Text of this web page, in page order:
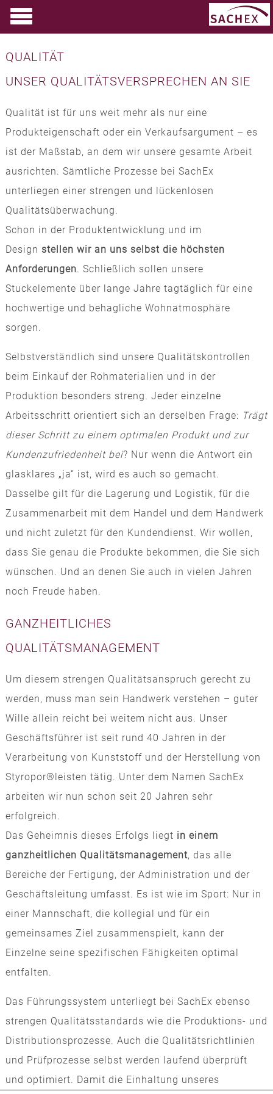
QUALITÄT
UNSER QUALITÄTSVERSPRECHEN AN SIE
Qualität ist für uns weit mehr als nur eine
Produkteigenschaft oder ein Verkaufsargument – es
ist der Maßstab, an dem wir unsere gesamte Arbeit
ausrichten. Sämtliche Prozesse bei SachEx
unterliegen einer strengen und lückenlosen
Qualitätsüberwachung.
Schon in der Produktentwicklung und im
Design stellen wir an uns selbst die höchsten
Anforderungen. Schließlich sollen unsere
Stuckelemente über lange Jahre tagtäglich für eine
hochwertige und behagliche Wohnatmosphäre
sorgen.
Selbstverständlich sind unsere Qualitätskontrollen
beim Einkauf der Rohmaterialien und in der
Produktion besonders streng. Jeder einzelne
Arbeitsschritt orientiert sich an derselben Frage: Trägt
dieser Schritt zu einem optimalen Produkt und zur
Kundenzufriedenheit bei? Nur wenn die Antwort ein
glasklares „ja“ ist, wird es auch so gemacht.
Dasselbe gilt für die Lagerung und Logistik, für die
Zusammenarbeit mit dem Handel und dem Handwerk
und nicht zuletzt für den Kundendienst. Wir wollen,
dass Sie genau die Produkte bekommen, die Sie sich
wünschen. Und an denen Sie auch in vielen Jahren
noch Freude haben.
GANZHEITLICHES
QUALITÄTSMANAGEMENT
Um diesem strengen Qualitätsanspruch gerecht zu
werden, muss man sein Handwerk verstehen – guter
Wille allein reicht bei weitem nicht aus. Unser
Geschäftsführer ist seit rund 40 Jahren in der
Verarbeitung von Kunststoff und der Herstellung von
Styropor®leisten tätig. Unter dem Namen SachEx
arbeiten wir nun schon seit 20 Jahren sehr
erfolgreich.
Das Geheimnis dieses Erfolgs liegt in einem
ganzheitlichen Qualitätsmanagement, das alle
Bereiche der Fertigung, der Administration und der
Geschäftsleitung umfasst. Es ist wie im Sport: Nur in
einer Mannschaft, die kollegial und für ein
gemeinsames Ziel zusammenspielt, kann der
Einzelne seine spezifischen Fähigkeiten optimal
entfalten.
Das Führungssystem unterliegt bei SachEx ebenso
strengen Qualitätsstandards wie die Produktions- und
Distributionsprozesse. Auch die Qualitätsrichtlinien
und Prüfprozesse selbst werden laufend überprüft
und optimiert. Damit die Einhaltung unseres